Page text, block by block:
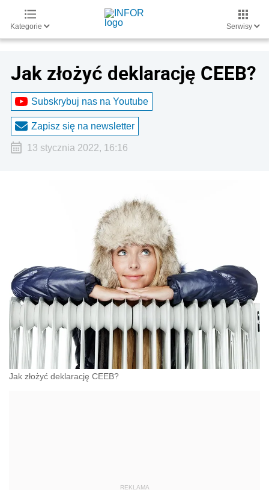
Kategorie Serwisy
Jak złożyć deklarację CEEB?
Subskrybuj nas na Youtube
Zapisz się na newsletter
13 stycznia 2022, 16:16
Jak złożyć deklarację CEEB?